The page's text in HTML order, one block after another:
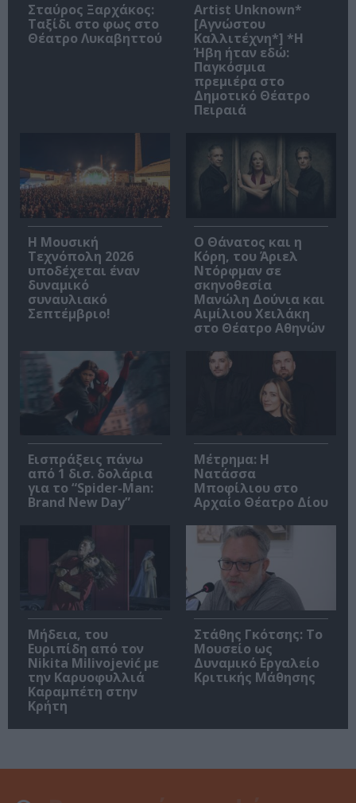
Σταύρος Ξαρχάκος:
Ταξίδι στο φως στο
Θέατρο Λυκαβηττού
Artist Unknown*
[Αγνώστου
Καλλιτέχνη*] *Η
Ήβη ήταν εδώ:
Παγκόσμια
πρεμιέρα στο
Δημοτικό Θέατρο
Πειραιά
Η Μουσική
Τεχνόπολη 2026
υποδέχεται έναν
δυναμικό
συναυλιακό
Σεπτέμβριο!
Ο Θάνατος και η
Κόρη, του Άριελ
Ντόρφμαν σε
σκηνοθεσία
Μανώλη Δούνια και
Αιμίλιου Χειλάκη
στο Θέατρο Αθηνών
Εισπράξεις πάνω
από 1 δισ. δολάρια
για το “Spider-Man:
Brand New Day”
Μέτρημα: Η
Νατάσσα
Μποφίλιου στο
Αρχαίο Θέατρο Δίου
Μήδεια, του
Ευριπίδη από τον
Nikita Milivojević με
την Καρυοφυλλιά
Καραμπέτη στην
Κρήτη
Στάθης Γκότσης: Το
Μουσείο ως
Δυναμικό Εργαλείο
Κριτικής Μάθησης